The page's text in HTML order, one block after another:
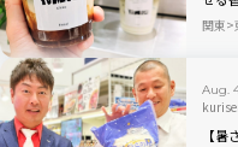
「
関東
Aug.
【